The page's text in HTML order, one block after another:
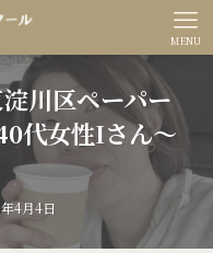
MENU
川区ペーパー
代女性Iさん〜
4月4日